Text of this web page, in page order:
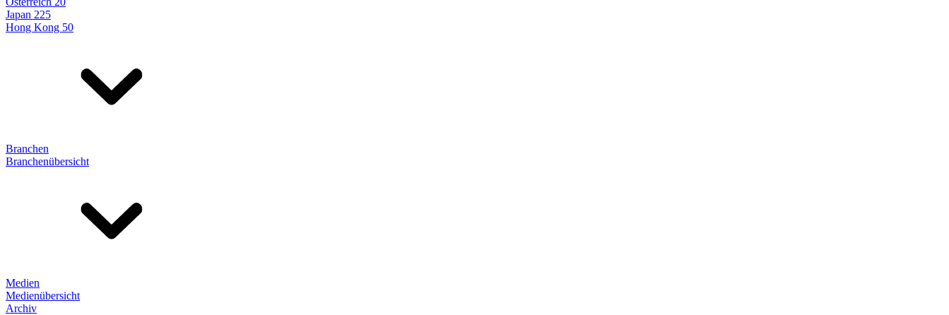
Japan 225
Hong Kong 50
Branchen
Branchenübersicht
Medien
Medienübersicht
Archiv